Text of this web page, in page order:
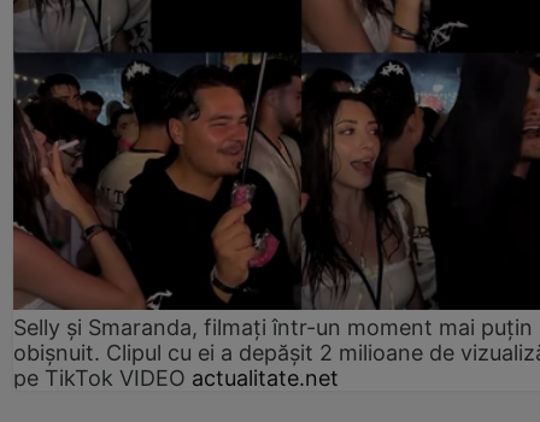
Selly și Smaranda, filmați într-un moment mai puțin
obișnuit. Clipul cu ei a depășit 2 milioane de
pe TikTok VIDEO actualitate.net